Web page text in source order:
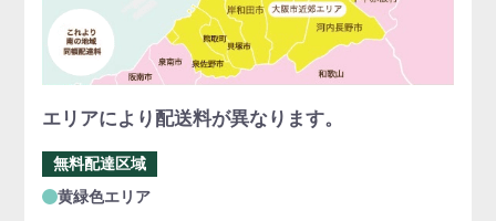
エリアにより配送料が異なります。
無料配達区域
黄緑色エリア